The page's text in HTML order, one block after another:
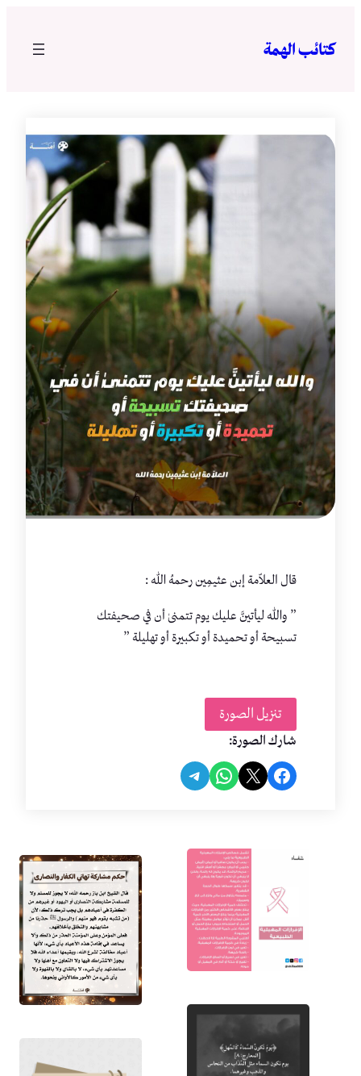
المحتوى
كتائب الهمة
قال العلاّمة إبن عثيمِين رحمهُ الله :
” والله ‌ليأتينَّ ‌عليك يوم تتمنىٰ أن في صحيفتك
تسبيحة أو تحميدة أو تكبيرة أو تهليلة ”
تنزيل الصورة
شارك الصورة:
Share on Facebook
Share on X
Share on WhatsApp
Share on Telegram